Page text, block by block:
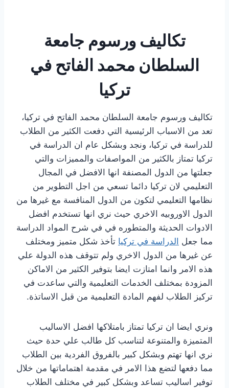
تكاليف ورسوم جامعة
السلطان محمد الفاتح في
تركيا
تكاليف ورسوم جامعة السلطان محمد الفاتح في تركيا،
تعد من الاسباب الرئيسية التي دفعت الكثير من الطلاب
للدراسة في تركيا، ونجد وبشكل عام ان الدراسة في
تركيا تمتاز بالكثير من المواصفات والمميزات والتي
جعلتها من الدول المصنفة انها الافضل في المجال
التعليمي لان تركيا دائما تسعي من اجل التطوير من
نظامها التعليمي لتكون من الدول المنافسة مع غيرها من
الدول الاوروبيه الاخري حيث نري انها تستخدم افضل
الادوات الحديثة والمتطوره في في شرح المواد الدراسة
مما جعل الدراسة في تركيا تأخذ شكل متميز ومختلف
عن غيرها من الدول الاخري ولم تتوقف هذه الدولة علي
هذه الامر وانما امتازت ايضا بتوفير الكثير من الاماكن
المزودة بمختلف الخدمات التعليمية والتي ساعدت في
تركيز الطلاب لفهم المادة التعليمية من قبل الاساتذة.
ونري ايضا ان تركيا تمتاز بامتلاكها افضل الاساليب
المتميزة والمتنوعة لتناسب كل طالب علي حدة حيث
نري انها تهتم وبشكل كبير بالفروق الفردية بين الطلاب
مما دفعها لتضع هذا الامر في مقدمة اهتماماتها من خلال
توفير اساليب تساعد وبشكل كبير في مختلف الطلاب